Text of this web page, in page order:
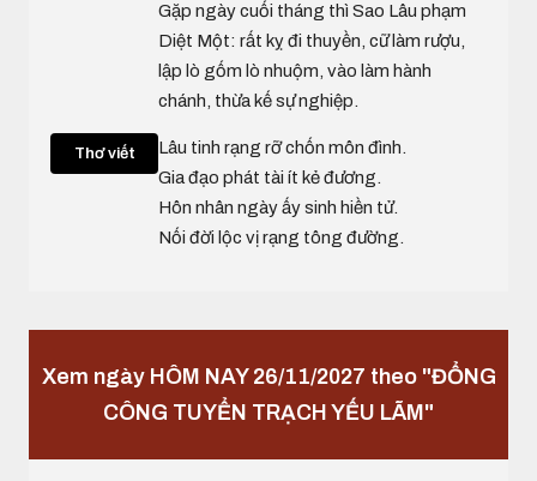
Gặp ngày cuối tháng thì Sao Lâu phạm
Diệt Một: rất kỵ đi thuyền, cữ làm rượu,
lập lò gốm lò nhuộm, vào làm hành
chánh, thừa kế sự nghiệp.
Thơ viết
Lâu tinh rạng rỡ chốn môn đình.
Gia đạo phát tài ít kẻ đương.
Hôn nhân ngày ấy sinh hiền tử.
Nối đời lộc vị rạng tông đường.
Xem ngày HÔM NAY 26/11/2027 theo "ĐỔNG
CÔNG TUYỂN TRẠCH YẾU LÃM"